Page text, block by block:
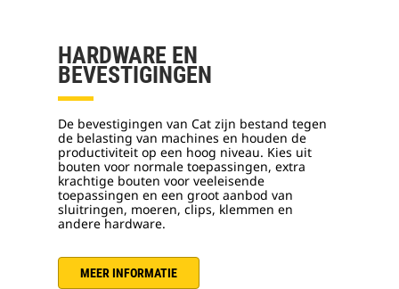
HARDWARE EN
BEVESTIGINGEN
De bevestigingen van Cat zijn bestand tegen
de belasting van machines en houden de
productiviteit op een hoog niveau. Kies uit
bouten voor normale toepassingen, extra
krachtige bouten voor veeleisende
toepassingen en een groot aanbod van
sluitringen, moeren, clips, klemmen en
andere hardware.
MEER INFORMATIE